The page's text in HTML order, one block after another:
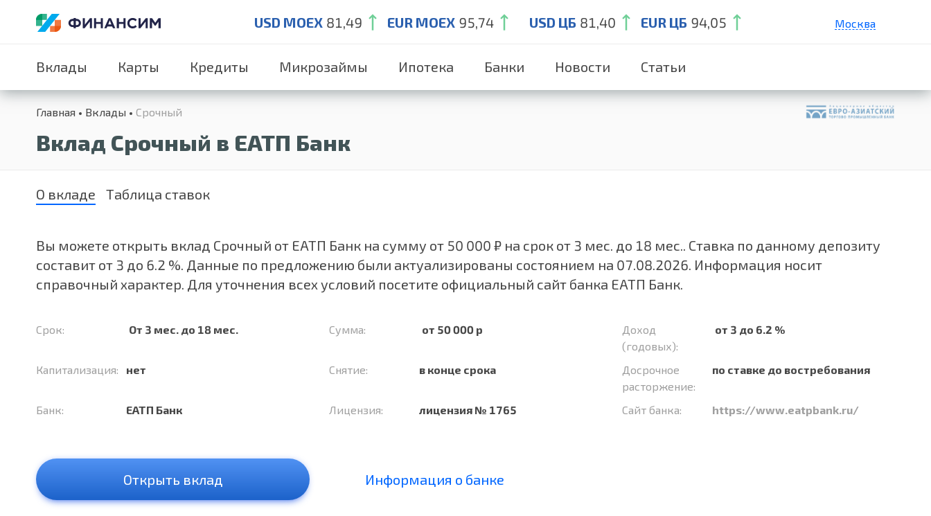
USD MOEX 81,49 EUR MOEX 95,74 USD ЦБ 81,40 EUR ЦБ 94,05 Москва
Краснодар
Нижний Новгород
Вклады Карты Кредиты Микрозаймы Ипотека Банки Новости Статьи
Главная Вклады Срочный
Вклад Срочный в ЕАТП Банк
О вкладе Таблица ставок
Вы можете открыть вклад Срочный от ЕАТП Банк на сумму от 50 000 ₽ на срок от 3 мес. до 18 мес.. Ставка по данному депозиту
составит от 3 до 6.2 %. Данные по предложению были актуализированы состоянием на 07.08.2026. Информация носит
справочный характер. Для уточнения всех условий посетите официальный сайт банка ЕАТП Банк.
Срок: От 3 мес. до 18 мес. Сумма: от 50 000 р
Доход
(годовых):
от 3 до 6.2 %
Капитализация: нет Снятие: в конце срока
Досрочное
расторжение:
по ставке до востребования
Банк: ЕАТП Банк Лицензия: лицензия № 1765 Сайт банка: https://www.eatpbank.ru/
Открыть вклад Информация о банке